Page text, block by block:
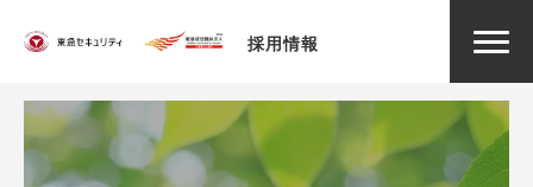
採用情報